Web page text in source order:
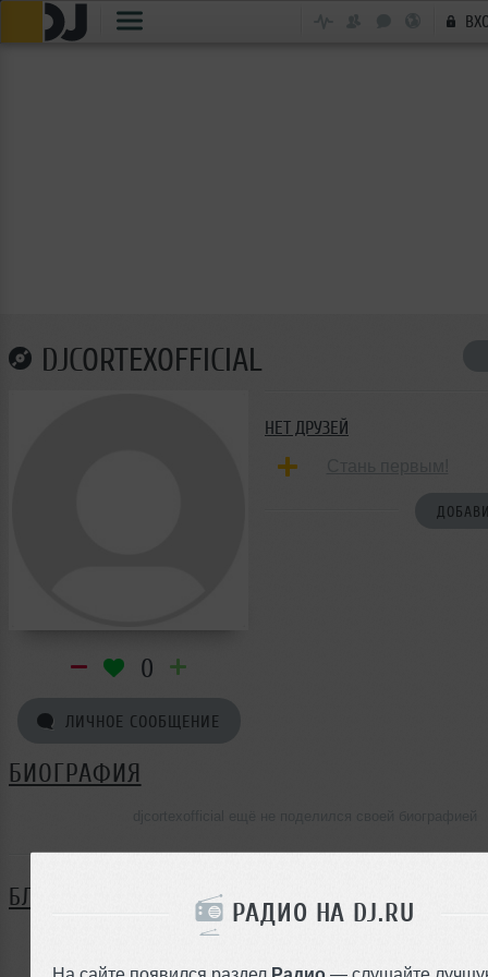
РАДИО НА DJ.RU
На сайте появился раздел Радио — слушайте
DJCORTEXOFFICIAL
0
ЛИЧНОЕ СООБЩЕНИЕ
НЕТ ДРУЗЕЙ
БИОГРАФИЯ
БЛОГ